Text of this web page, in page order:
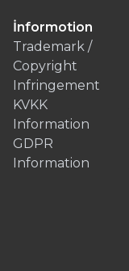
İnformotion
Trademark /
Copyright
Infringement
KVKK
Information
GDPR
Information